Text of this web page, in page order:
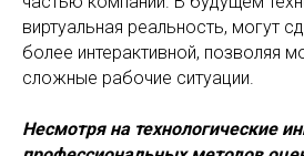
виртуальная реальность, могут
более интерактивной, позволяя
сложные рабочие ситуации.
Несмотря на технологические